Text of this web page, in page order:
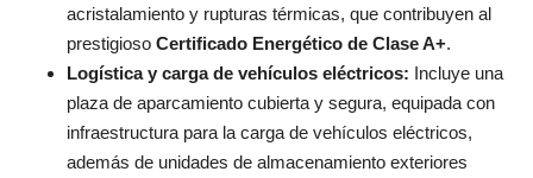
acristalamiento y rupturas térmicas, que contribuyen al
prestigioso Certificado Energético de Clase A+.
Logística y carga de vehículos eléctricos: Incluye una
plaza de aparcamiento cubierta y segura, equipada con
infraestructura para la carga de vehículos eléctricos,
además de unidades de almacenamiento exteriores